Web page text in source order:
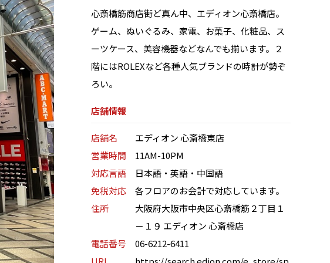
心斎橋筋商店街ど真ん中、エディオン心斎橋店。
ゲーム、ぬいぐるみ、家電、お菓子、化粧品、ス
ーツケース、美容機器などなんでも揃います。２
階にはROLEXなど各種人気ブランドの時計が勢ぞ
ろい。
店舗情報
店舗名
エディオン 心斎橋東店
営業時間
11AM-10PM
対応言語
日本語・英語・中国語
免税対応
各フロアのお会計で対応しています。
住所
大阪府大阪市中央区心斎橋筋２丁目１
－１９ エディオン 心斎橋店
電話番号
06-6212-6411